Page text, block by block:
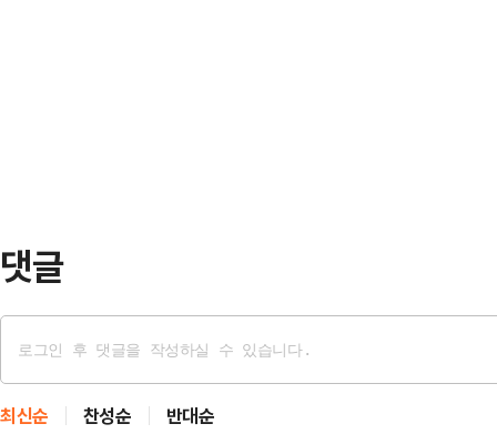
댓글
최신순 찬성순 반대순